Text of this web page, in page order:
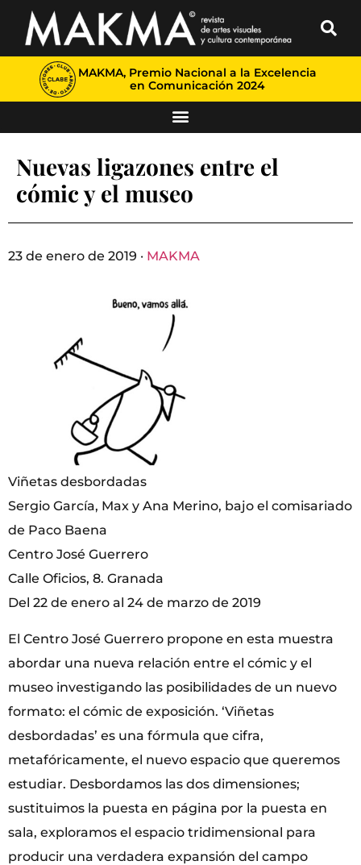
MAKMA, Premio Nacional a la Excelencia
en Comunicación 2024
Nuevas ligazones entre el
cómic y el museo
23 de enero de 2019 · MAKMA
Viñetas desbordadas
Sergio García, Max y Ana Merino, bajo el comisariado
de Paco Baena
Centro José Guerrero
Calle Oficios, 8. Granada
Del 22 de enero al 24 de marzo de 2019
El Centro José Guerrero propone en esta muestra
abordar una nueva relación entre el cómic y el
museo investigando las posibilidades de un nuevo
formato: el cómic de exposición. ‘Viñetas
desbordadas’ es una fórmula que cifra,
metafóricamente, el nuevo espacio que queremos
estudiar. Desbordamos las dos dimensiones;
sustituimos la puesta en página por la puesta en
sala, exploramos el espacio tridimensional para
producir una verdadera expansión del campo